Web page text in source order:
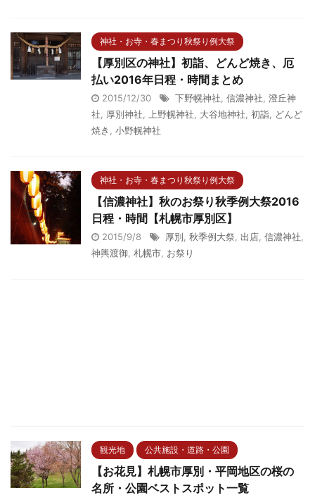
神社・お寺・春まつり秋祭り例大祭
【厚別区の神社】初詣、どんど焼き、厄
払い2016年日程・時間まとめ
2015/12/30 下野幌神社, 信濃神社, 澄丘神
社, 厚別神社, 上野幌神社, 大谷地神社, 初詣, どんど
焼き , 小野幌神社
神社・お寺・春まつり秋祭り例大祭
【信濃神社】秋のお祭り秋季例大祭2016
日程・時間【札幌市厚別区】
2015/9/8 厚別, 秋季例大祭, 出店, 信濃神社,
神輿渡御, 札幌市, お祭り
観光地 公共施設・道路・公園
【お花見】札幌市厚別・平岡地区の桜の
名所・公園ベストスポット一覧